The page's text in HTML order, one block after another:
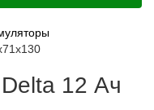
12 Ач